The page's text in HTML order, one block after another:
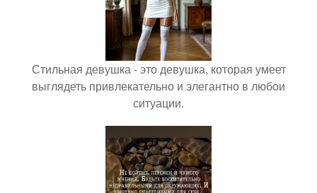
Стильная девушка - это девушка, которая умеет
выглядеть привлекательно и элегантно в любои
ситуации.